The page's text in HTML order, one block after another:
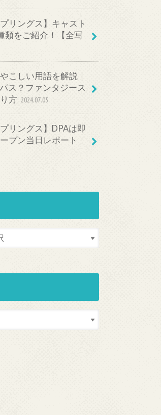
リングス】キャスト
類をご紹介！【全写
こしい用語を解説｜
ス？ファンタジース
方 2024.07.05
リングス】DPAは即
プン当日レポート